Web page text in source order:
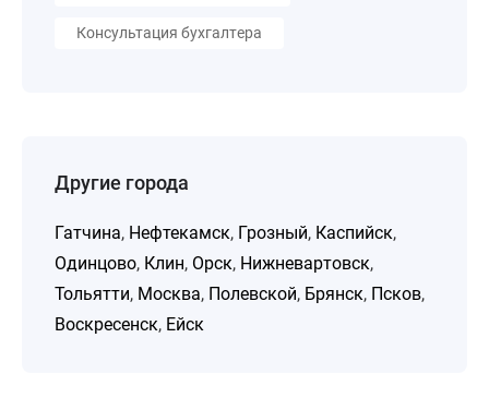
Консультация бухгалтера
Другие города
Гатчина, Нефтекамск, Грозный, Каспийск,
Одинцово, Клин, Орск, Нижневартовск,
Тольятти, Москва, Полевской, Брянск, Псков,
Воскресенск, Ейск